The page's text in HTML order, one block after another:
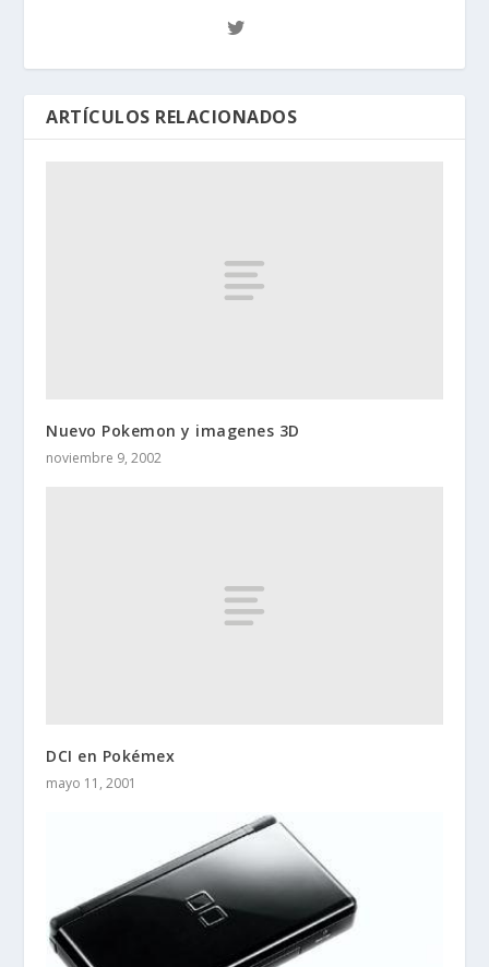
ARTÍCULOS RELACIONADOS
Nuevo Pokemon y imagenes 3D
noviembre 9, 2002
DCI en Pokémex
mayo 11, 2001